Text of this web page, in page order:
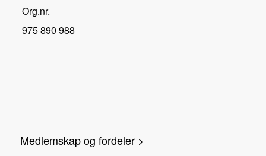
Org.nr.
975 890 988
Medlemskap og fordeler >